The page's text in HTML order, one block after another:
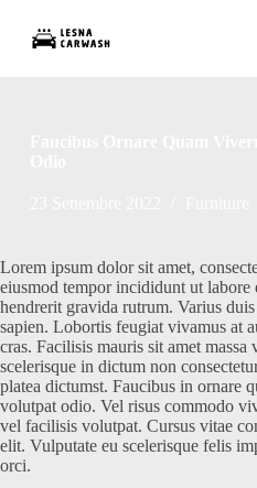
u
t
o
Lorem ipsum dolor sit amet,
eiusmod tempor incididunt ut labore
hendrerit gravida rutrum. Varius
sapien. Lobortis feugiat vivamus at
cras. Facilisis mauris sit amet
scelerisque in dictum non
platea dictumst. Faucibus in ornare
volutpat odio. Vel risus commodo
vel facilisis volutpat. Cursus vitae
elit. Vulputate eu scelerisque felis
orci.